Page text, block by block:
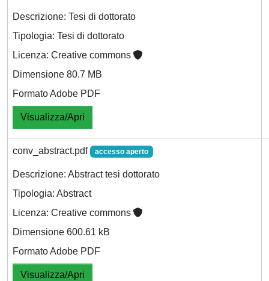
Descrizione: Tesi di dottorato
Tipologia: Tesi di dottorato
Licenza: Creative commons
Dimensione 80.7 MB
Formato Adobe PDF
Visualizza/Apri
conv_abstract.pdf accesso aperto
Descrizione: Abstract tesi dottorato
Tipologia: Abstract
Licenza: Creative commons
Dimensione 600.61 kB
Formato Adobe PDF
Visualizza/Apri